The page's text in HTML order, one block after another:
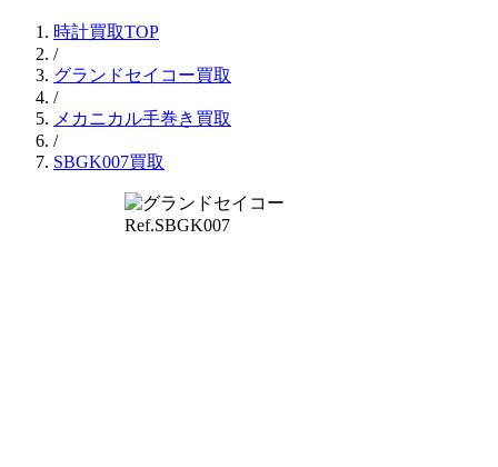
時計買取TOP
/
グランドセイコー買取
/
メカニカル手巻き買取
/
SBGK007買取